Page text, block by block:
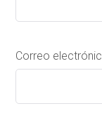
Correo